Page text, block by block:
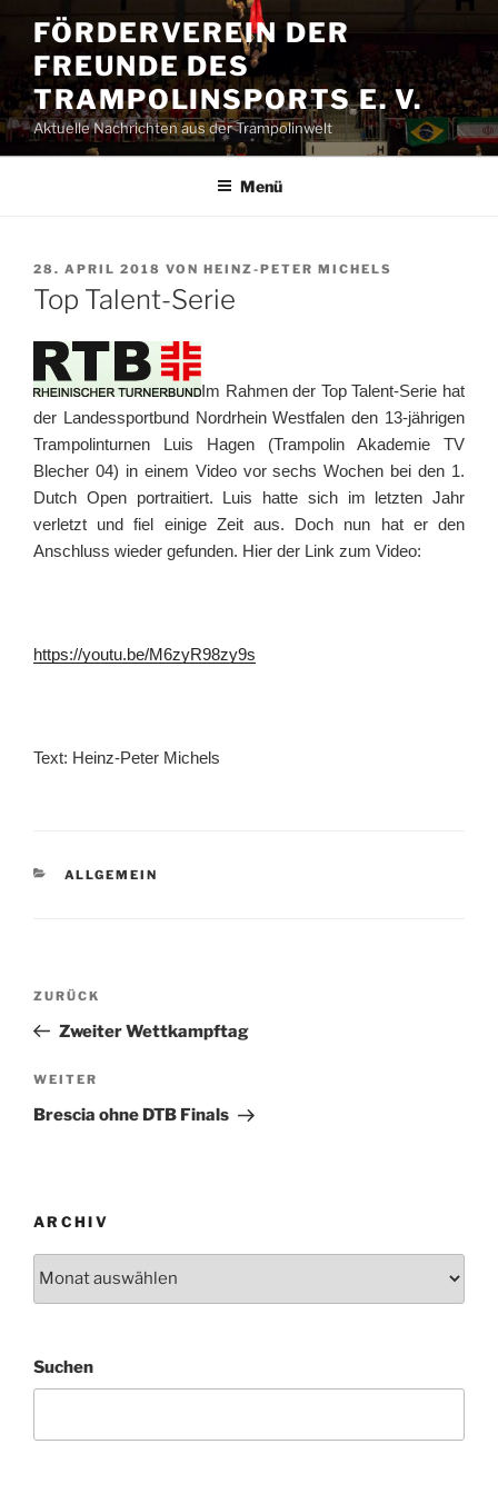
Inhalt
springen
FÖRDERVEREIN DER
FREUNDE DES
TRAMPOLINSPORTS E. V.
Aktuelle Nachrichten aus der Trampolinwelt
Menü
VERÖFFENTLICHT
AM
28. APRIL 2018 VON HEINZ-PETER MICHELS
Top Talent-Serie
Im Rahmen der Top Talent-Serie hat
der Landessportbund Nordrhein Westfalen den 13-jährigen
Trampolinturnen Luis Hagen (Trampolin Akademie TV
Blecher 04) in einem Video vor sechs Wochen bei den 1.
Dutch Open portraitiert. Luis hatte sich im letzten Jahr
verletzt und fiel einige Zeit aus. Doch nun hat er den
Anschluss wieder gefunden. Hier der Link zum Video:
https://youtu.be/M6zyR98zy9s
Text: Heinz-Peter Michels
KATEGORIEN
ALLGEMEIN
Beitragsnavigation
Vorheriger
Beitrag
ZURÜCK
Zweiter Wettkampftag
Nächster
Beitrag
WEITER
Brescia ohne DTB Finals
ARCHIV
Suchen